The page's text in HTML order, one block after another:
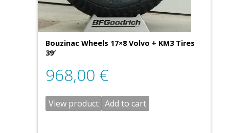
Bouzinac Wheels 17×8 Volvo + KM3 Tires
39′
968,00 €
View product Add to cart